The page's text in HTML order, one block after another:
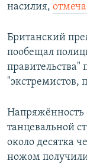
насилия,
Британский
пообещал
"экстремистов,
Напряжённость
танцевальной
около десятка
ножом